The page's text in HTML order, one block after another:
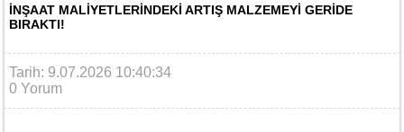
İNŞAAT MALIYETLERINDEKI ARTIŞ MALZEMEYI GERIDE
BIRAKTI!
Tarih: 9.07.2026 10:40:34
0 Yorum